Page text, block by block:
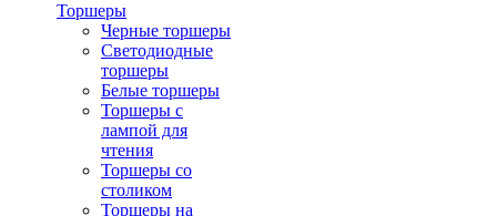
Торшеры
Черные торшеры
Светодиодные
торшеры
Белые торшеры
Торшеры с
лампой для
чтения
Торшеры со
столиком
Торшеры на